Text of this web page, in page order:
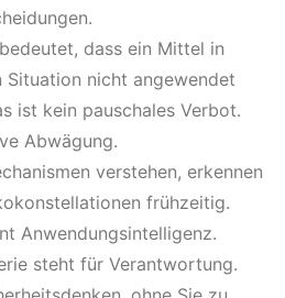
dass ein Mittel in
Situation nicht angewendet
ist kein pauschales Verbot.
Abwägung.
verstehen, erkennen
frühzeitig.
Anwendungsintelligenz.
steht für Verantwortung.